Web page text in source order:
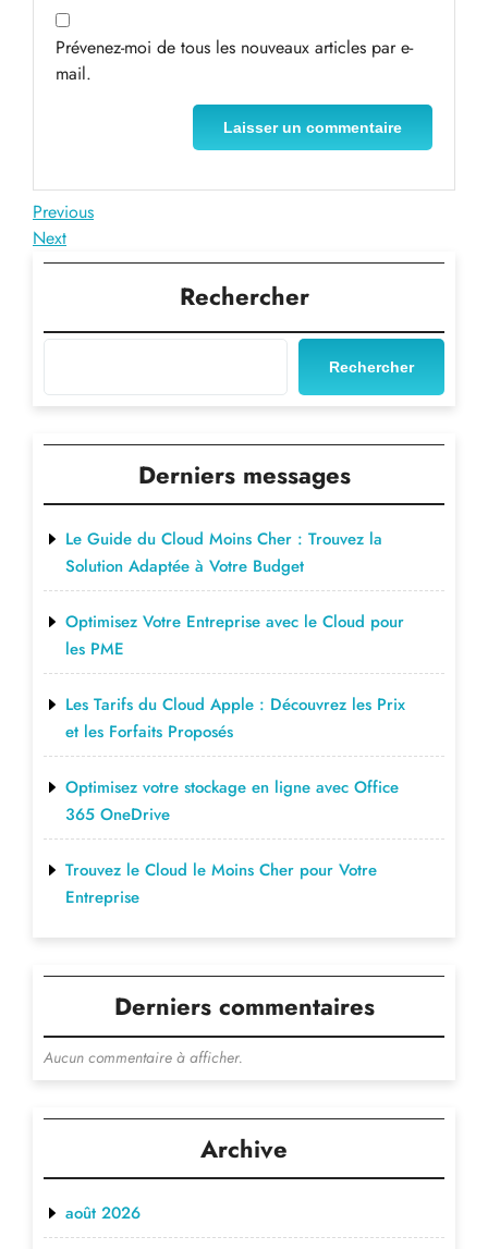
Prévenez-moi de tous les nouveaux articles par e-
mail.
Navigation
de
Previous
Post
Previous
Next
Post
Next
Rechercher
Rechercher
Derniers messages
Le Guide du Cloud Moins Cher : Trouvez la
Solution Adaptée à Votre Budget
Optimisez Votre Entreprise avec le Cloud pour
les PME
Les Tarifs du Cloud Apple : Découvrez les Prix
et les Forfaits Proposés
Optimisez votre stockage en ligne avec Office
365 OneDrive
Trouvez le Cloud le Moins Cher pour Votre
Entreprise
Derniers commentaires
Aucun commentaire à afficher.
Archive
août 2026